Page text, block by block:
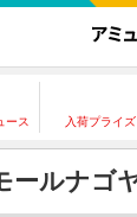
ース 入荷プライズ
ールナゴ